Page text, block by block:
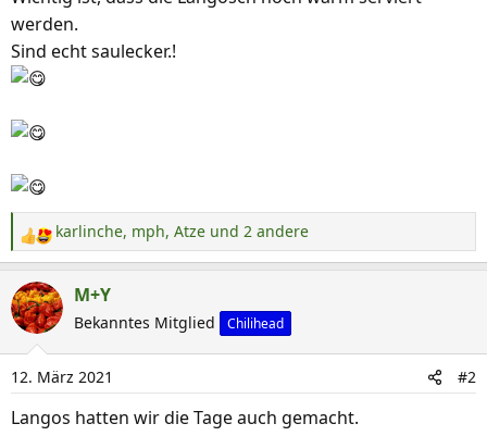
werden.
Sind echt saulecker.!
R
e
a
k
t
i
o
karlinche, mph, Atze und 2 andere
M+Y
Bekanntes Mitglied Chilihead
12. März 2021 #2
Langos hatten wir die Tage auch gemacht.